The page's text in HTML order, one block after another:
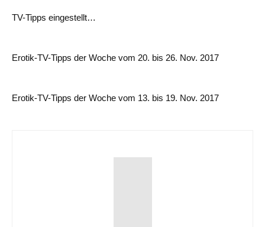
TV-Tipps eingestellt…
Erotik-TV-Tipps der Woche vom 20. bis 26. Nov. 2017
Erotik-TV-Tipps der Woche vom 13. bis 19. Nov. 2017